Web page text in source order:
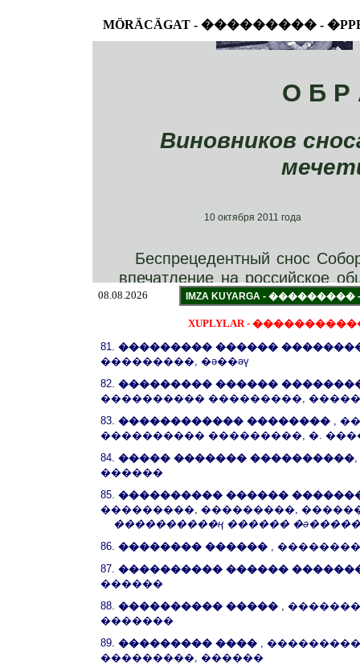
MÖRÄCÄGAT - ��������� -
08.08.2026
XUPLYLAR -
81. ��������� ������
���������, �ә��әү
82. ��������� ������
���������� ���������,
83. ������������ �������� ,
���������� ���������, �.
84. ����� ������� ����������
������
85. ���������� ������
���������, ���������,
����������ң ������
86. �������� ������ ,
87. ���������� ������
������
88. ���������� ����� ,
�������
89. ��������� ���� ,
���������, ������